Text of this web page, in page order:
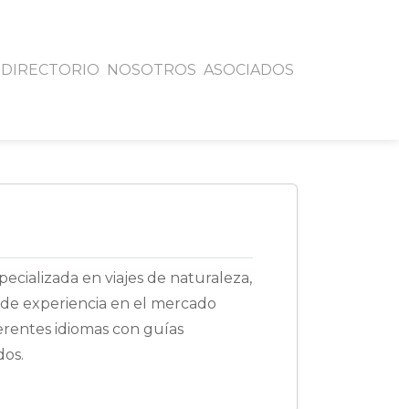
DIRECTORIO NOSOTROS ASOCIADOS
en viajes de naturaleza,
experiencia en el mercado
idiomas con guías